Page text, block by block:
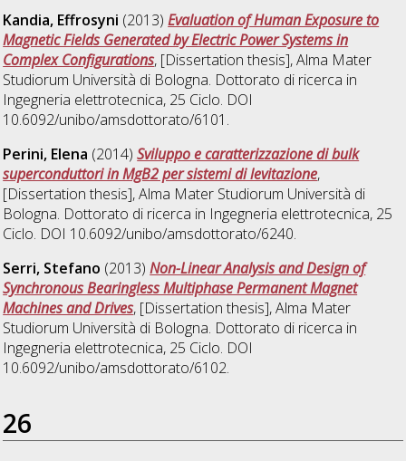
Kandia, Effrosyni (2013)Evaluation of Human Exposure to
Magnetic Fields Generated by Electric Power Systems in
Complex Configurations, [Dissertation thesis], Alma Mater
Studiorum Università di Bologna. Dottorato di ricerca in
Ingegneria elettrotecnica, 25 Ciclo. DOI
10.6092/unibo/amsdottorato/6101.
Perini, Elena (2014)Sviluppo e caratterizzazione di bulk
superconduttori in MgB2 per sistemi di levitazione,
[Dissertation thesis], Alma Mater Studiorum Università di
Bologna. Dottorato di ricerca in Ingegneria elettrotecnica, 25
Ciclo. DOI 10.6092/unibo/amsdottorato/6240.
Serri, Stefano (2013)Non-Linear Analysis and Design of
Synchronous Bearingless Multiphase Permanent Magnet
Machines and Drives, [Dissertation thesis], Alma Mater
Studiorum Università di Bologna. Dottorato di ricerca in
Ingegneria elettrotecnica, 25 Ciclo. DOI
10.6092/unibo/amsdottorato/6102.
26